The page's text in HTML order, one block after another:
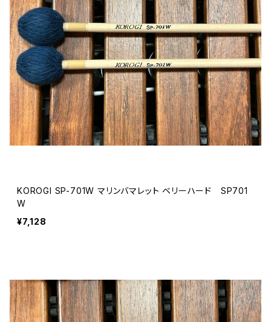
KOROGI SP-701W マリンバマレット ベリーハード SP701
W
¥7,128